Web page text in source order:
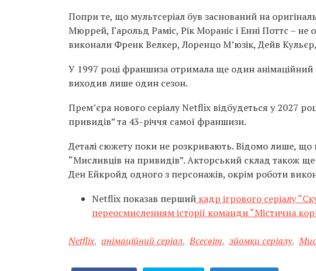
Попри те, що мультсеріал був заснований на
Мюррей, Гарольд Раміс, Рік Мораніс і Енні Поттс – не
виконали Френк Велкер, Лоренцо М’юзік, Дейв
У 1997 році франшиза отримала ще один анімаційний
виходив лише один сезон.
Прем’єра нового серіалу Netflix відбудеться у 2027
привидів” та 43-річчя самої франшизи.
Деталі сюжету поки не розкривають. Відомо лише, що
“Мисливців на привидів”. Акторський склад також
Ден Ейкройд одного з персонажів, окрім роботи
Netflix показав перший кадр ігрового серіалу
переосмисленням історії команди “Містична
Netflix, анімаційний серіал, Всесвіт, зйомки серіалу,